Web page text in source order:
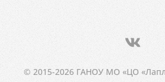
© 2015-2026 ГАНОУ МО «ЦО